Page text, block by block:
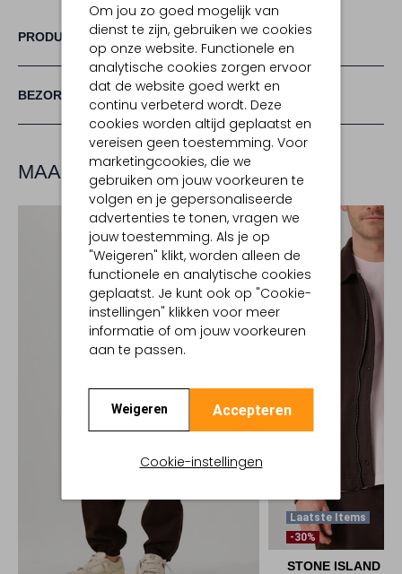
Om jou zo goed mogelijk van
dienst te zijn, gebruiken we cookies
op onze website. Functionele en
analytische cookies zorgen ervoor
dat de website goed werkt en
continu verbeterd wordt. Deze
cookies worden altijd geplaatst en
vereisen geen toestemming. Voor
marketingcookies, die we
gebruiken om jouw voorkeuren te
volgen en je gepersonaliseerde
advertenties te tonen, vragen we
jouw toestemming. Als je op
"Weigeren" klikt, worden alleen de
functionele en analytische cookies
geplaatst. Je kunt ook op "Cookie-
instellingen" klikken voor meer
informatie of om jouw voorkeuren
aan te passen.
Weigeren Accepteren
Cookie-instellingen
PRODUCT INFORMATIE
BEZORGEN & RETOURNEREN
MAAK JE LOOK COMPLEET
Laatste Items
-30%
STONE ISLAND